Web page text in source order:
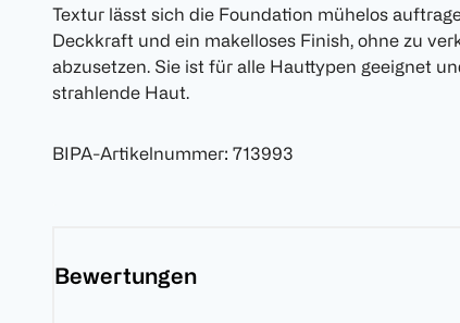
Textur lässt sich die Foundation mühelos
Deckkraft und ein makelloses Finish, ohne zu
abzusetzen. Sie ist für alle Hauttypen geeignet
strahlende Haut.
BIPA-Artikelnummer: 713993
Bewertungen